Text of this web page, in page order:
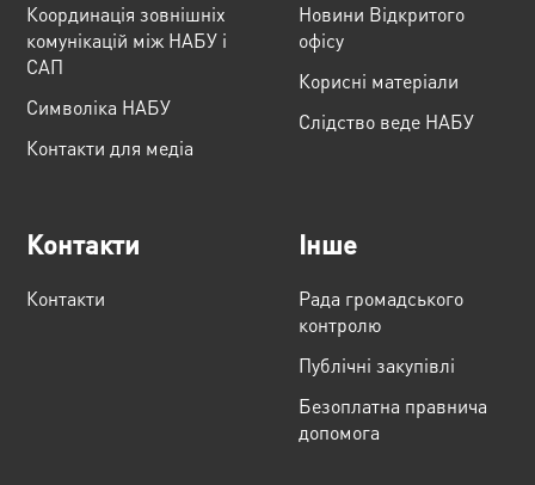
Координація зовнішніх
комунікацій між НАБУ і
САП
Cимволіка НАБУ
Контакти для медіа
Новини Відкритого
офісу
Корисні матеріали
Слідство веде НАБУ
Контакти
Контакти
Інше
Рада громадського
контролю
Публічні закупівлі
Безоплатна правнича
допомога